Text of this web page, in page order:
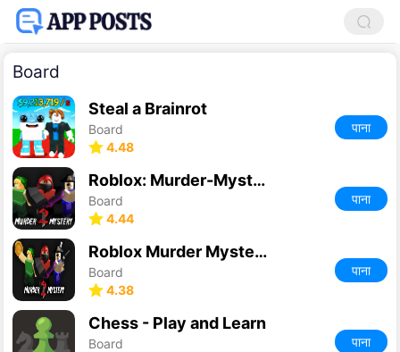
Board
Steal a Brainrot
Board
4.48
पाना
Roblox: Murder-Mystery-2
Board
4.44
पाना
Roblox Murder Mystery 2
Board
4.38
पाना
Chess - Play and Learn
Board
पाना